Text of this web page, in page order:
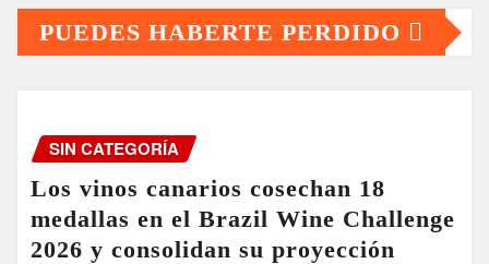
PUEDES HABERTE PERDIDO
SIN CATEGORÍA
Los vinos canarios cosechan 18
medallas en el Brazil Wine Challenge
2026 y consolidan su proyección